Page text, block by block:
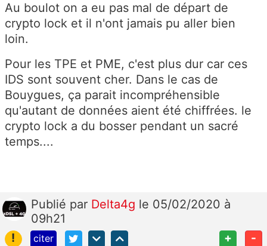
Au boulot on a eu pas mal de départ de
crypto lock et il n'ont jamais pu aller bien
loin.
Pour les TPE et PME, c'est plus dur car ces
IDS sont souvent cher. Dans le cas de
Bouygues, ça parait incompréhensible
qu'autant de données aient été chiffrées. le
crypto lock a du bosser pendant un sacré
temps....
Publié par Delta4g le 05/02/2020 à
09h21
!
citer + -